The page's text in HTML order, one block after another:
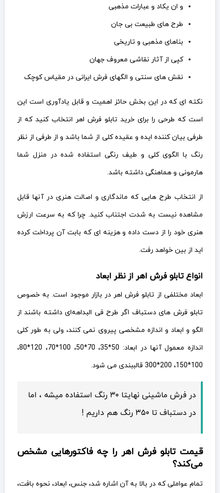
و ان یکاد و عبارات مذهبی
طرح های طبیعت بی جان
بناهای مذهبی و تاریخی
کپی از آثار نقاشی معروف جهان
نقش های سنتی و الگهای فرش ایرانی در مقیاس کوچک
نکته ای که در این بخش حائز اهمیت و قابل یادآوری است این
است که طرحی را برای خرید تابلو فرش اهر انتخاب کنید که از
طرفی بیان کننده ایده و عقیده کلی از شما باشد و از طرفی از نظر
رنگ با الگوی کلی و طیف رنگی استفاده شده در منزل شما
هارمونی و هماهنگی داشته باشد.
از انتخاب طرح هایی که ماندگاری و اصالت هنری در آنها قابل
مشاهده نیست به شدت اجتناب کنید. چرا که به سرعت ارزش
هنری خود را از دست داده و هزینه ای که بابت آن پرداخت کرده
اید از بین خواهد رفت.
انواع تابلو فرش اهر از نظر ابعاد
ابعاد مختلفی از تابلو فرش اهر در بازار موجود است. به خصوص
تابلو فرش های دستباف اگر طرح فی البداهه‌ای داشته باشند از
الگو و ابعاد و اندازه مشخصی پیروی نمی کنند، ولی به طور کلی
اندازه معمول آنها در ابعاد: 50*35، 70*50، 100*70، 120*80،
100*150، 200*300 قالببندی می شود.
در فرش ماشینی نهایتا ۳۰ رنگ استفاده میشه ، اما
در دستباف تا ۳۵۰ رنگ هم داریم !
قیمت تابلو فرش اهر را چه فاکتورهایی مشخص
می‌کند؟
تمام عواملی که در بالا به آن اشاره شد، جنس، ابعاد، نحوه بافت،